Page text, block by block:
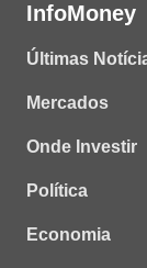
InfoMoney
Últimas
Mercados
Onde Investir
Política
Economia